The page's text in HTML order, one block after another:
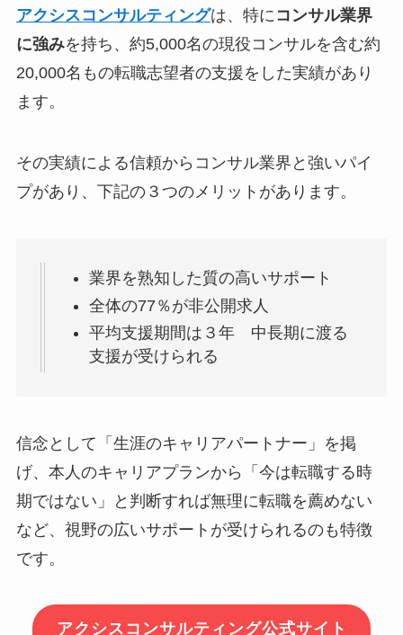
アクシスコンサルティングは、特にコンサル業界
に強みを持ち、約5,000名の現役コンサルを含む約
20,000名もの転職志望者の支援をした実績があり
ます。
その実績による信頼からコンサル業界と強いパイ
プがあり、下記の３つのメリットがあります。
業界を熟知した質の高いサポート
全体の77％が非公開求人
平均支援期間は３年 中長期に渡る
支援が受けられる
信念として「生涯のキャリアパートナー」を掲
げ、本人のキャリアプランから「今は転職する時
期ではない」と判断すれば無理に転職を薦めない
など、視野の広いサポートが受けられるのも特徴
です。
アクシスコンサルティング公式サイト